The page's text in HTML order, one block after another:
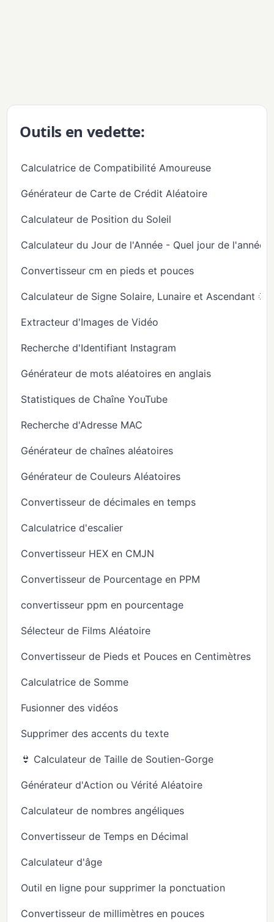
Outils en vedette:
Calculatrice de Compatibilité Amoureuse
Générateur de Carte de Crédit Aléatoire
Calculateur de Position du Soleil
Calculateur du Jour de l'Année - Quel jour de l'année
Convertisseur cm en pieds et pouces
Calculateur de Signe Solaire, Lunaire et Ascendant
Extracteur d'Images de Vidéo
Recherche d'Identifiant Instagram
Générateur de mots aléatoires en anglais
Statistiques de Chaîne YouTube
Recherche d'Adresse MAC
Générateur de chaînes aléatoires
Générateur de Couleurs Aléatoires
Convertisseur de décimales en temps
Calculatrice d'escalier
Convertisseur HEX en CMJN
Convertisseur de Pourcentage en PPM
convertisseur ppm en pourcentage
Sélecteur de Films Aléatoire
Convertisseur de Pieds et Pouces en Centimètres
Calculatrice de Somme
Fusionner des vidéos
Supprimer des accents du texte
👙 Calculateur de Taille de Soutien-Gorge
Générateur d'Action ou Vérité Aléatoire
Calculateur de nombres angéliques
Convertisseur de Temps en Décimal
Calculateur d'âge
Outil en ligne pour supprimer la ponctuation
Convertisseur de millimètres en pouces